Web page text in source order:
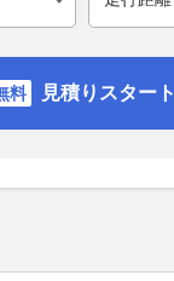
見積りスタート